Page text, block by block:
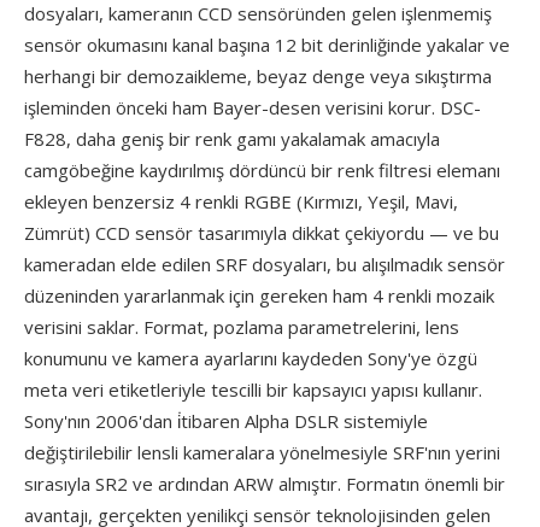
dosyaları, kameranın CCD sensöründen gelen işlenmemiş
sensör okumasını kanal başına 12 bit derinliğinde yakalar ve
herhangi bir demozaikleme, beyaz denge veya sıkıştırma
işleminden önceki ham Bayer-desen verisini korur. DSC-
F828, daha geniş bir renk gamı yakalamak amacıyla
camgöbeğine kaydırılmış dördüncü bir renk filtresi elemanı
ekleyen benzersiz 4 renkli RGBE (Kırmızı, Yeşil, Mavi,
Zümrüt) CCD sensör tasarımıyla dikkat çekiyordu — ve bu
kameradan elde edilen SRF dosyaları, bu alışılmadık sensör
düzeninden yararlanmak için gereken ham 4 renkli mozaik
verisini saklar. Format, pozlama parametrelerini, lens
konumunu ve kamera ayarlarını kaydeden Sony'ye özgü
meta veri etiketleriyle tescilli bir kapsayıcı yapısı kullanır.
Sony'nın 2006'dan i̇tibaren Alpha DSLR sistemiyle
değiştirilebilir lensli kameralara yönelmesiyle SRF'nın yerini
sırasıyla SR2 ve ardından ARW almıştır. Formatın önemli bir
avantajı, gerçekten yenilikçi sensör teknolojisinden gelen